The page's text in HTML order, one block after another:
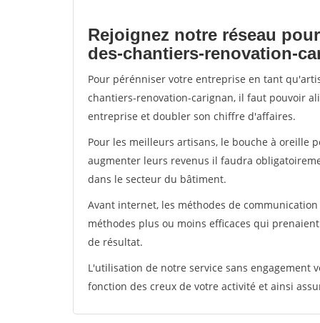
Rejoignez notre réseau
des-chantiers-renovation-
Pour pérénniser votre entreprise en tant
chantiers-renovation-carignan, il faut pouvoir
entreprise et doubler son chiffre d'affaires.
Pour les meilleurs artisans, le bouche à oreille
augmenter leurs revenus il faudra
dans le secteur du bâtiment.
Avant internet, les méthodes de
méthodes plus ou moins efficaces qui
de résultat.
L'utilisation de notre service sans engagement
fonction des creux de votre activité et ainsi